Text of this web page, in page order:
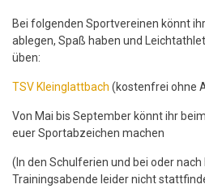
Bei folgenden Sportvereinen könnt
ablegen, Spaß haben und
üben:
TSV Kleinglattbach (kostenfrei ohne
Von Mai bis September könnt ihr
euer Sportabzeichen machen
(In den Schulferien und bei oder nach
Trainingsabende leider nicht